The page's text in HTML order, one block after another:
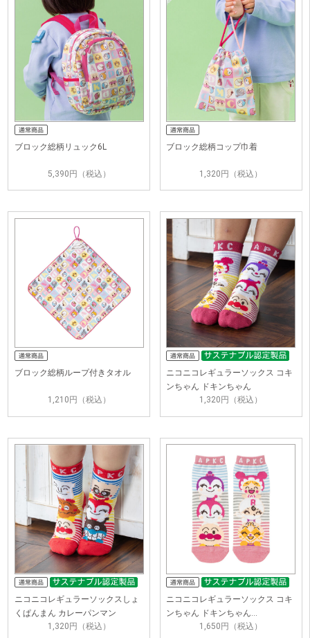
ブロック総柄リュック6L
5,390円（税込）
ブロック総柄コップ巾着
1,320円（税込）
ブロック総柄ループ付きタオル
1,210円（税込）
ニコニコレギュラーソックス コキ
ンちゃん ドキンちゃん
1,320円（税込）
ニコニコレギュラーソックスしょ
くぱんまん カレーパンマン
1,320円（税込）
ニコニコレギュラーソックス コキ
ンちゃん ドキンちゃん…
1,650円（税込）